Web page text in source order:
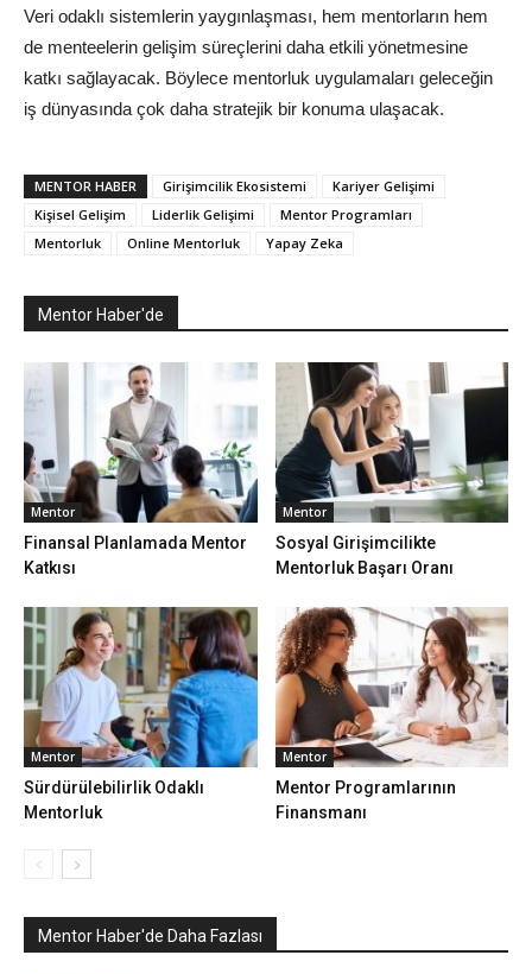
Veri odaklı sistemlerin yaygınlaşması, hem mentorların hem
de menteelerin gelişim süreçlerini daha etkili yönetmesine
katkı sağlayacak. Böylece mentorluk uygulamaları geleceğin
iş dünyasında çok daha stratejik bir konuma ulaşacak.
MENTOR HABER Girişimcilik Ekosistemi
Kariyer Gelişimi
Kişisel Gelişim
Liderlik Gelişimi
Mentor Programları
Mentorluk
Online Mentorluk Yapay Zeka
Mentor Haber'de
Mentor
Finansal Planlamada Mentor
Katkısı
Mentor
Sosyal Girişimcilikte
Mentorluk Başarı Oranı
Mentor
Sürdürülebilirlik Odaklı
Mentorluk
Mentor
Mentor Programlarının
Finansmanı
Mentor Haber'de Daha Fazlası